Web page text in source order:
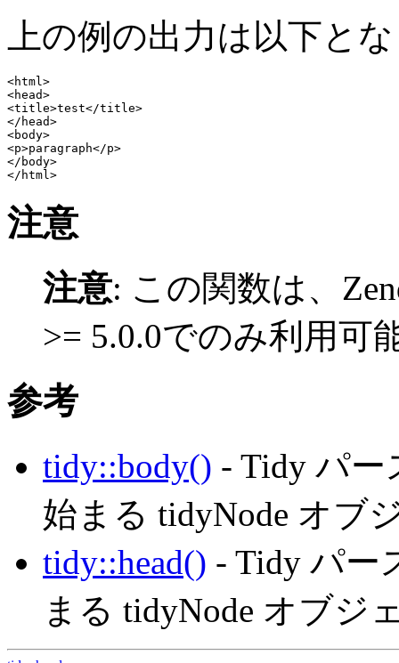
上の例の出力は以下と
<html>
<head>
<title>test</title>
</head>
<body>
<p>paragraph</p>
</body>
注意
注意: この関数は、
>= 5.0.0でのみ利用可
参考
tidy::body() - Tidy パー
始まる tidyNode オブ
tidy::head() - Tidy パー
まる tidyNode オブジ